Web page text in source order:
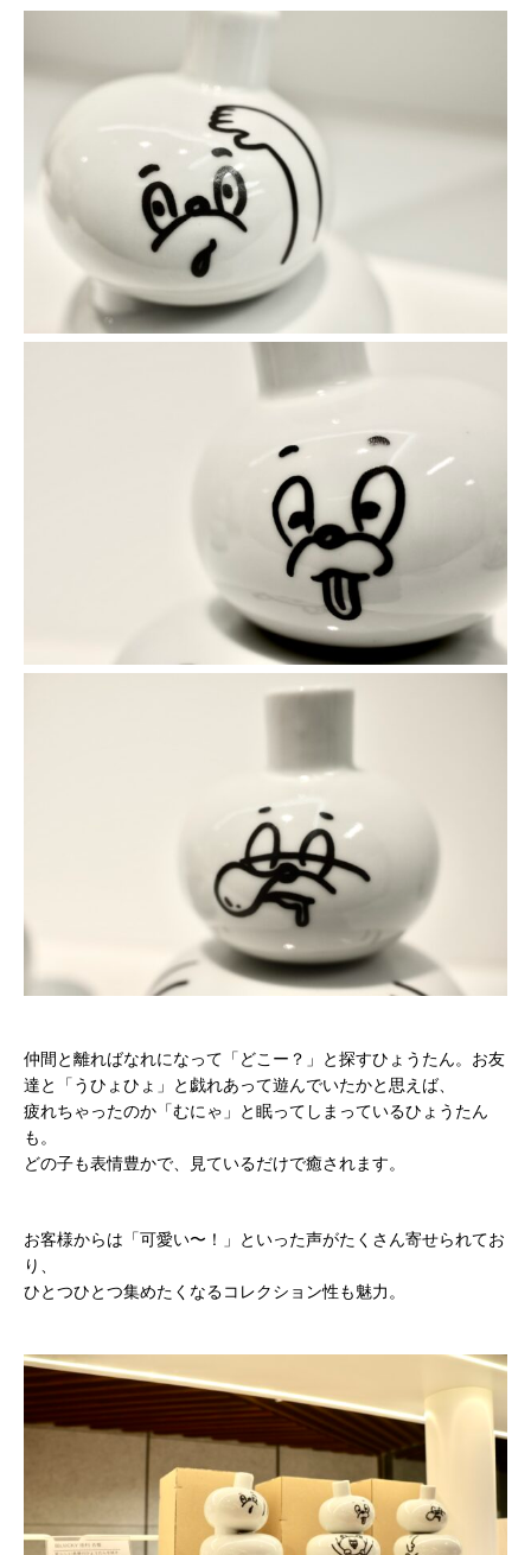
仲間と離ればなれになって「どこー？」と探すひょうたん。お友
達と「うひょひょ」と戯れあって遊んでいたかと思えば、
疲れちゃったのか「むにゃ」と眠ってしまっているひょうたん
も。
どの子も表情豊かで、見ているだけで癒されます。
お客様からは「可愛い〜！」といった声がたくさん寄せられてお
り、
ひとつひとつ集めたくなるコレクション性も魅力。